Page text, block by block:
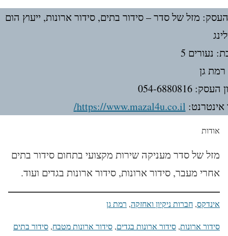
מזל של סדר – סידור בתים, סידור ארונות, ייעוץ הום
נעורים 5
רמת גן
054-6880816
https://www.mazal4u.co.il/
אודות
מזל של סדר מעניקה שירות מקצועי בתחום סידור בתים
אחרי מעבר, סידור ארונות, סידור ארונות בגדים ועוד.
אינדקס, חברות ניקיון ואחזקה, רמת גן
סידור ארונות, סידור ארונות בגדים, סידור ארונות מטבח, סידור בתים